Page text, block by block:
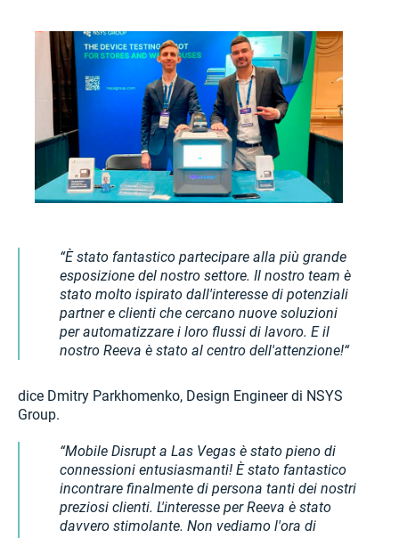
È stato fantastico partecipare alla più grande
esposizione del nostro settore. Il nostro team è
stato molto ispirato dall'interesse di potenziali
partner e clienti che cercano nuove soluzioni
per automatizzare i loro flussi di lavoro. E il
nostro Reeva è stato al centro dell'attenzione!
dice Dmitry Parkhomenko, Design Engineer di NSYS
Group.
Mobile Disrupt a Las Vegas è stato pieno di
connessioni entusiasmanti! È stato fantastico
incontrare finalmente di persona tanti dei nostri
preziosi clienti. L'interesse per Reeva è stato
davvero stimolante. Non vediamo l'ora di